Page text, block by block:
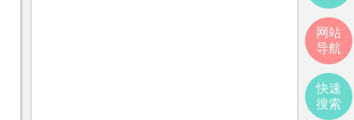
网站
导航
快速
搜索